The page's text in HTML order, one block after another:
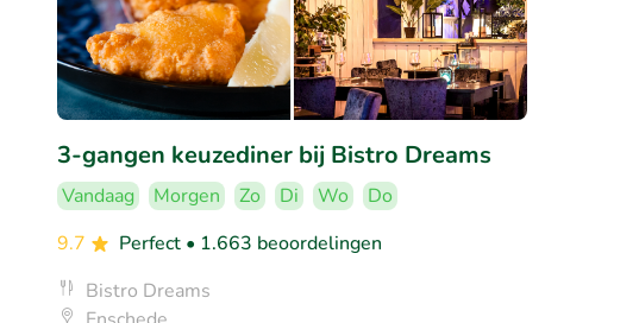
3-gangen keuzediner bij Bistro Dreams
Vandaag Morgen Zo Di Wo
Do
9.7
Perfect • 1.663 beoordelingen
Bistro Dreams